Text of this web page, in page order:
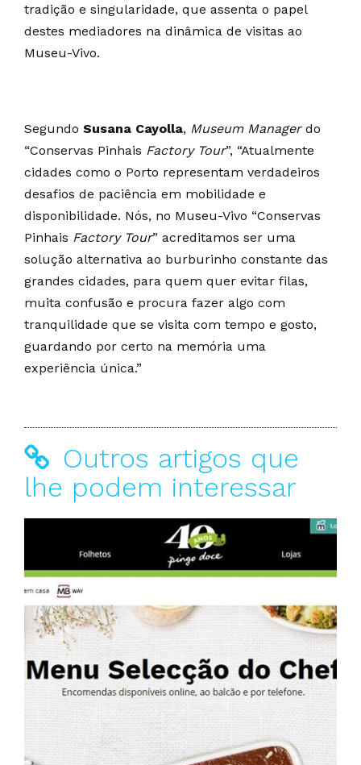
tradição e singularidade, que assenta o papel
destes mediadores na dinâmica de visitas ao
Museu-Vivo.
Segundo Susana Cayolla, Museum Managerdo
“Conservas Pinhais Factory Tour”, “Atualmente
cidades como o Porto representam verdadeiros
desafios de paciência em mobilidade e
disponibilidade. Nós, no Museu-Vivo “Conservas
Pinhais Factory Tour” acreditamos ser uma
solução alternativa ao burburinho constante das
grandes cidades, para quem quer evitar filas,
muita confusão e procura fazer algo com
tranquilidade que se visita com tempo e gosto,
guardando por certo na memória uma
experiência única.”
Outros artigos que
lhe podem interessar